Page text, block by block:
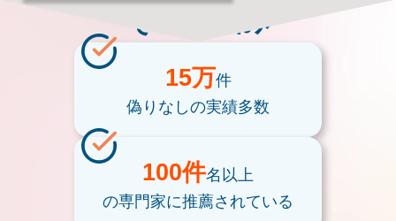
そのお悩み
15万件
偽りなしの実績多数
100件名以上
の専門家に推薦されている